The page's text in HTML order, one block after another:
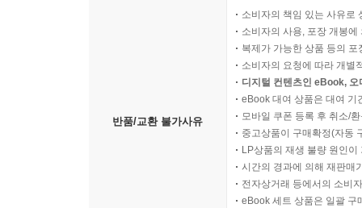
반품/교환 불가사유
소비자의 책임 있는 사유로
소비자의 사용, 포장 개봉
복제가 가능한 상품 등의
소비자의 요청에 따라 개별
디지털 컨텐츠인 eBook,
eBook 대여 상품은 대여 기
모바일 쿠폰 등록 후 취소/
중고상품이 구매확정(자동
LP상품의 재생 불량 원인
시간의 경과에 의해 재판매
전자상거래 등에서의 소비
eBook 세트 상품은 일괄 구